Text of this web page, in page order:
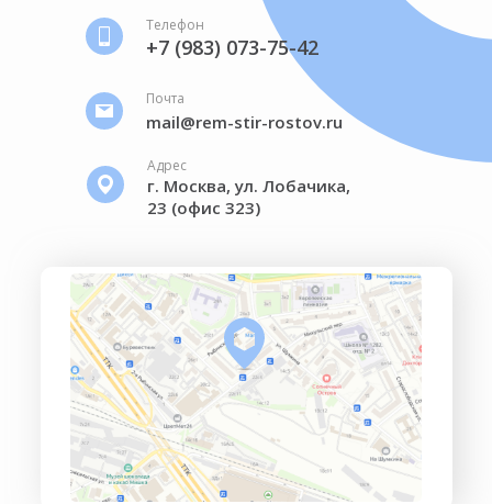
Телефон
+7 (983) 073-75-42
Адрес
г. Москва, ул. Лобачика,
23 (офис 323)
mail@rem-stir-rostov.ru
Почта